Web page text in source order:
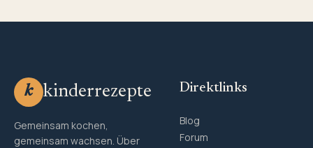
k kinderrezepte
Gemeinsam kochen,
gemeinsam wachsen. Über
Direktlinks
Blog
Forum